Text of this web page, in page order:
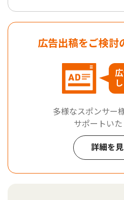
広告出稿をご検討
多様なスポンサー
サポートいた
詳細を